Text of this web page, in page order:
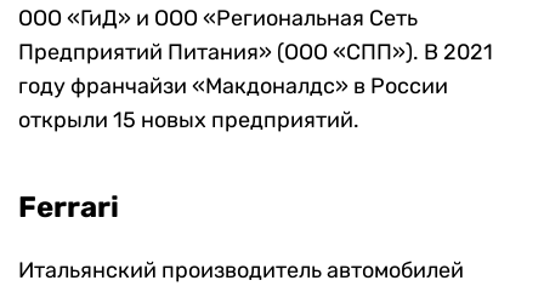
ООО «ГиД» и ООО «Региональная Сеть
Предприятий Питания» (ООО «СПП»). В 2021
году франчайзи «Макдоналдс» в России
открыли 15 новых предприятий.
Ferrari
Итальянский производитель автомобилей